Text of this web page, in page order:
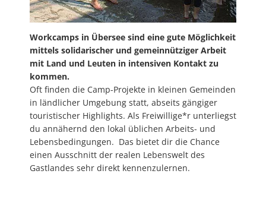
Workcamps in Übersee sind eine gute Möglichkeit
mittels solidarischer und gemeinnütziger Arbeit
mit Land und Leuten in intensiven Kontakt zu
kommen.
Oft finden die Camp-Projekte in kleinen Gemeinden
in ländlicher Umgebung statt, abseits gängiger
touristischer Highlights. Als Freiwillige*r unterliegst
du annähernd den lokal üblichen Arbeits- und
Lebensbedingungen. Das bietet dir die Chance
einen Ausschnitt der realen Lebenswelt des
Gastlandes sehr direkt kennenzulernen.